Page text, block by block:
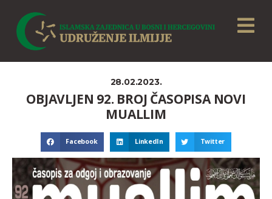
28.02.2023.
OBJAVLJEN 92. BROJ ČASOPISA NOVI
MUALLIM
Facebook LinkedIn Twitter